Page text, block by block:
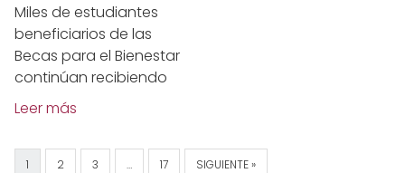
Miles de estudiantes
beneficiarios de las
Becas para el Bienestar
continúan recibiendo
Leer más
1 2 3 … 17 SIGUIENTE »